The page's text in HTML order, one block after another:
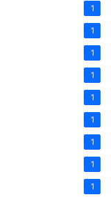
1
1
1
1
1
1
1
1
1